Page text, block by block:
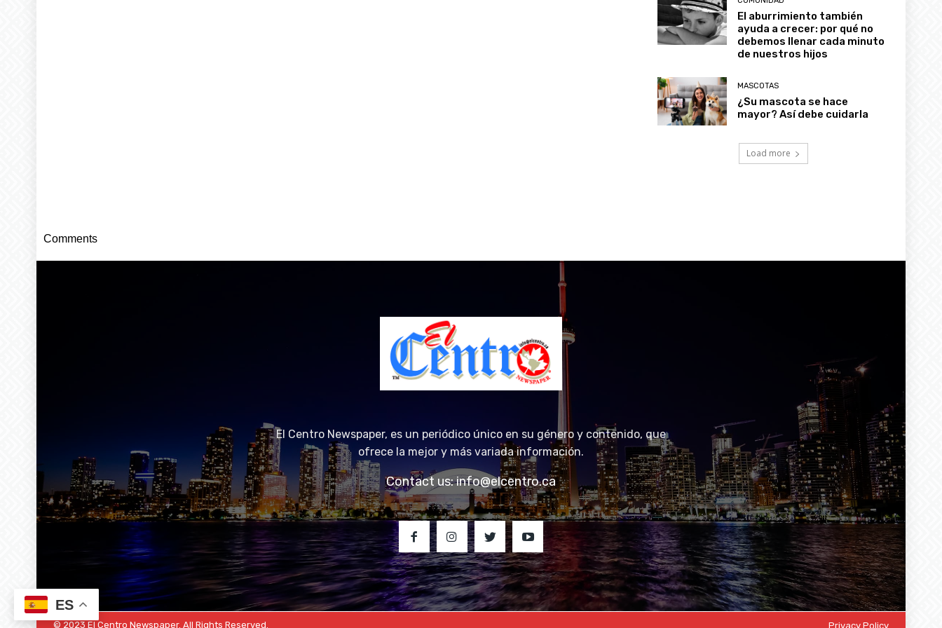
El aburrimiento también
ayuda a crecer: por qué no
debemos llenar cada minuto
de nuestros hijos
MASCOTAS
¿Su mascota se hace
mayor? Así debe cuidarla
Load more
Comments
El Centro Newspaper, es un periódico único en su género y contenido, que
ofrece la mejor y más variada información.
Contact us:info@elcentro.ca
© 2023 El Centro Newspaper. All Rights Reserved. Privacy Policy
ES